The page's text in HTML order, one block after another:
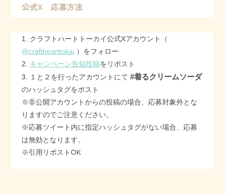
公式X 応募方法
1. クラフトハートトーカイ公式Xアカウント（
@crafthearttokai ）をフォロー
2. キャンペーン告知投稿をリポスト
3. １と２を行ったアカウントにて #着るクリームソーダ
のハッシュタグをポスト
※非公開アカウントからの投稿の場合、応募対象外とな
りますのでご注意ください。
※応募ツイート内に指定ハッシュタグがない場合、応募
は無効となります。
※引用リポストOK